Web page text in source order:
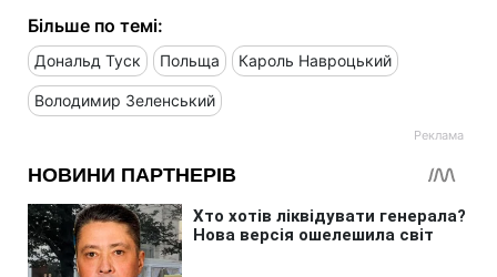
Більше по темі:
Дональд Туск Польща Кароль Навроцький
Володимир Зеленський